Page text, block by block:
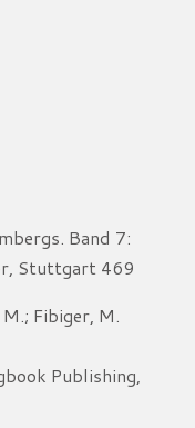
Band 7:
Stuttgart 469
Fibiger, M.
Publishing,